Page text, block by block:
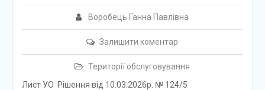
Воробець Ганна Павлівна
Залишити коментар
Території обслуговування
Лист УО Рішення від 10.03.2026р. № 124/5